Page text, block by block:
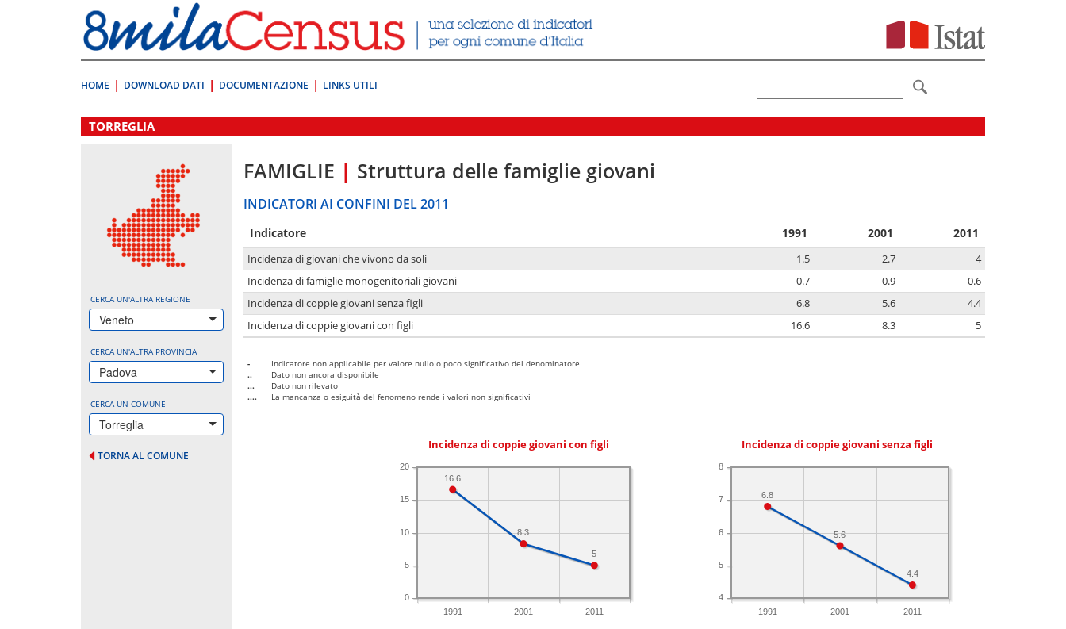
direttamente
a:
Contenuto
HOME DOWNLOAD DATI DOCUMENTAZIONE LINKS UTILI
.
TORREGLIA
CERCA UN'ALTRA REGIONE
Veneto
CERCA UN'ALTRA PROVINCIA
Padova
CERCA UN COMUNE
Torreglia
TORNA AL COMUNE
FAMIGLIE | Struttura delle famiglie giovani
INDICATORI AI CONFINI DEL 2011
Indicatore 1991 2001 2011
Incidenza di giovani che vivono da soli 1.5 2.7
4
Incidenza di famiglie monogenitoriali giovani
0.7 0.9
0.6
Incidenza di coppie giovani senza figli
6.8 5.6
4.4
Incidenza di coppie giovani con figli
16.6 8.3 5
-
Indicatore non applicabile per valore nullo o poco significativo del denominatore
..
Dato non ancora disponibile
...
Dato non rilevato
....
La mancanza o esiguità del fenomeno rende i valori non significativi
Incidenza di coppie giovani con figli
1991 2001 2011
0
5
10
15
20
5
8.3
16.6
Incidenza di coppie giovani senza figli
1991 2001 2011
4
5
6
7
8
4.4
5.6
6.8